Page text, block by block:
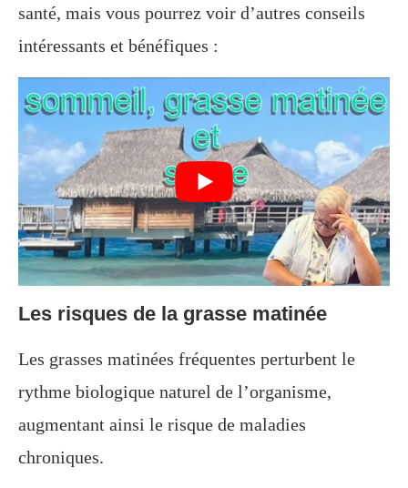
santé, mais vous pourrez voir d’autres conseils
intéressants et bénéfiques :
Les risques de la grasse matinée
Les grasses matinées fréquentes perturbent le
rythme biologique naturel de l’organisme,
augmentant ainsi le risque de maladies
chroniques.